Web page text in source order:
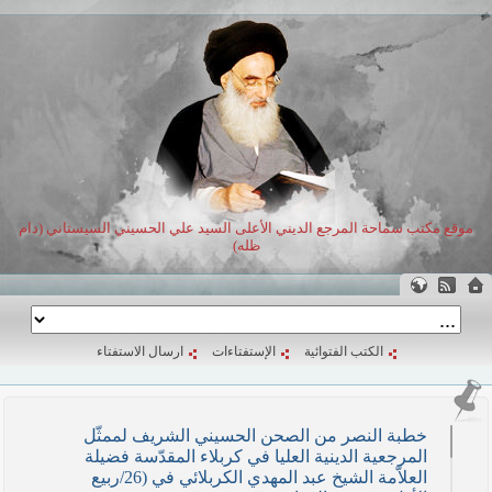
موقع مكتب سماحة المرجع الديني الأعلى السيد علي الحسيني السيستاني (دام
ظله)
الكتب الفتوائية الإستفتاءات ارسال الاستفتاء
خطبة النصر من الصحن الحسيني الشريف لممثّل
المرجعية الدينية العليا في كربلاء المقدّسة فضيلة
العلاّمة الشيخ عبد المهدي الكربلائي في (26/ربيع